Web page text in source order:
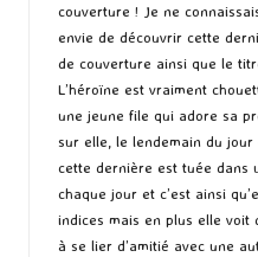
couverture ! Je ne
envie de découvrir cette
de couverture ainsi que le
L’héroïne est vraiment
une jeune file qui adore sa
sur elle, le lendemain du
cette dernière est tuée dans
chaque jour et c’est ainsi
indices mais en plus elle voit
à se lier d’amitié avec une